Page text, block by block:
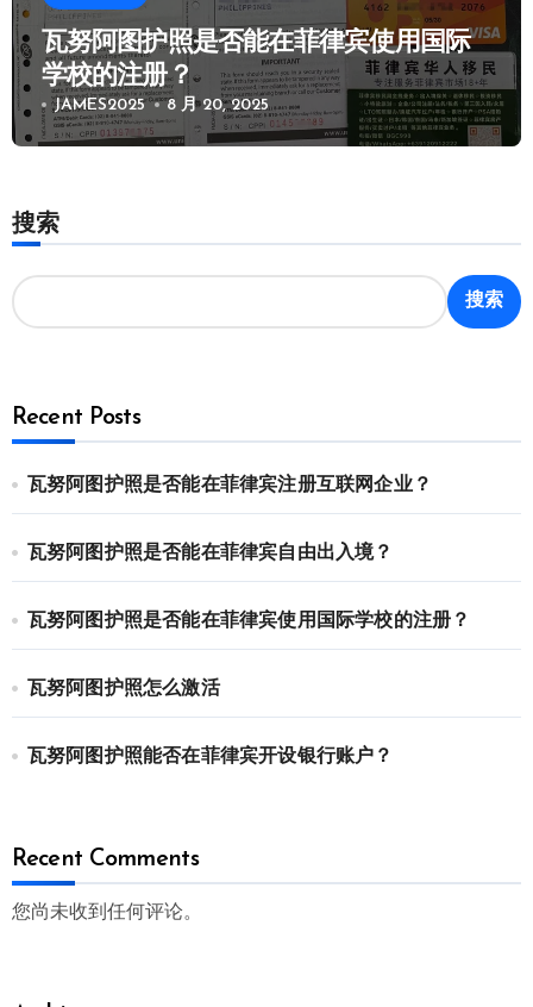
瓦努阿图护照是否能在菲律宾使用国际
学校的注册？
JAMES2025 8 月 20, 2025
搜索
搜索
Recent Posts
瓦努阿图护照是否能在菲律宾注册互联网企业？
瓦努阿图护照是否能在菲律宾自由出入境？
瓦努阿图护照是否能在菲律宾使用国际学校的注册？
瓦努阿图护照怎么激活
瓦努阿图护照能否在菲律宾开设银行账户？
Recent Comments
您尚未收到任何评论。